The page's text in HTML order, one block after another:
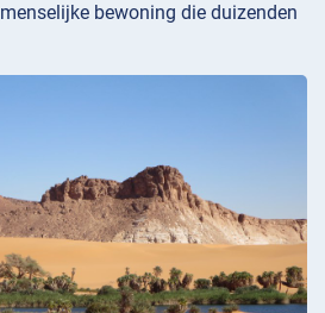
bewoning die duizenden